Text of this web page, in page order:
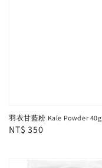
羽衣甘藍粉 Kale Powder 40g
Regular
NT$ 350